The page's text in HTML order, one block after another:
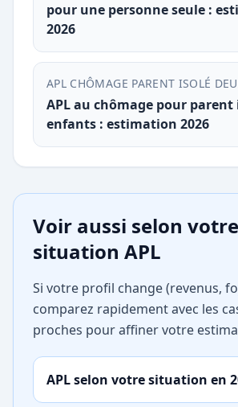
pour une personne seule :
2026
APL CHÔMAGE PARENT ISOLÉ
APL au chômage pour parent
enfants : estimation 2026
Voir aussi selon votre
situation APL
Si votre profil change (revenus,
comparez rapidement avec les
proches pour affiner votre
APL selon votre situation en